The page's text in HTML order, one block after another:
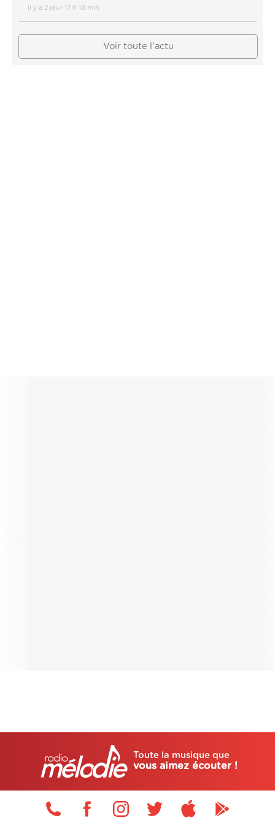
il y a 2 jour 17 h 18 min
Voir toute l'actu
Toute la musique que
vous aimez écouter !